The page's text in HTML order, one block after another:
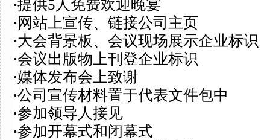
·提供5 人免费欢迎晚宴
· 网站上宣传、链接公司主页
·大会背景板、会议现场展示企业标识
·会议出版物上刊登企业标识
·媒体发布会上致谢
·公司宣传材料置于代表文件包中
·参加领导人接见
·参加开幕式和闭幕式